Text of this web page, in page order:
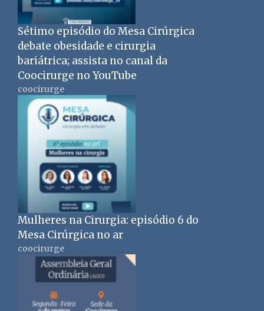
Sétimo episódio do Mesa Cirúrgica
debate obesidade e cirurgia
bariátrica; assista no canal da
Coocirurge no YouTube
coocirurge
Mulheres na Cirurgia: episódio 6 do
Mesa Cirúrgica no ar
coocirurge